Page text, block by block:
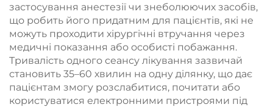
застосування анестезії чи знеболюючих засобів,
що робить його придатним для пацієнтів, які не
можуть проходити хірургічні втручання через
медичні показання або особисті побажання.
Тривалість одного сеансу лікування зазвичай
становить 35–60 хвилин на одну ділянку, що дає
пацієнтам змогу розслабитися, почитати або
користуватися електронними пристроями під